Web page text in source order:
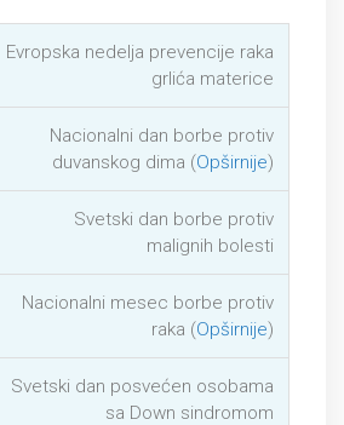
Evropska nedelja prevencije raka
grlića materice
Nacionalni dan borbe protiv
duvanskog dima (Opširnije)
Svetski dan borbe protiv
malignih bolesti
Nacionalni mesec borbe protiv
raka (Opširnije)
Svetski dan posvećen osobama
sa Down sindromom